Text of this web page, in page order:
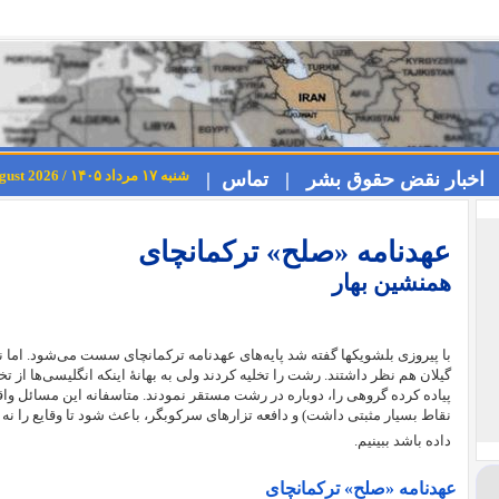
اخبار نقض حقوق بشر | تماس | شنبه ۱۷ مرداد ۱۴۰۵ / Saturday 8th August 2026
عهدنامه «صلح» ترکمانچای
همنشین بهار
با پیروزی بلشویکها گفته شد پایه‌های عهدنامه ترکمانچای سست می‌شود. اما
گیلان هم نظر داشتند. رشت را تخلیه کردند ولی به بهانۀ اینکه انگلیسی‌‌ها از
پیاده کرده گروهی را، دوباره در رشت مستقر نمودند. متاسفانه این مسائل
نقاط بسیار مثبتی داشت) و دافعه تزارهای سرکوبگر، باعث شود تا وقایع را نه
داده باشد ببینیم.
عهدنامه «صلح» ترکمانچای